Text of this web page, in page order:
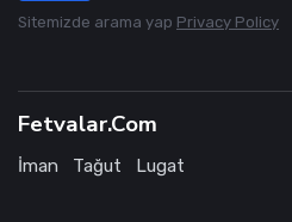
Sitemizde arama yap Privacy Policy
Fetvalar.Com
İman Tağut Lugat